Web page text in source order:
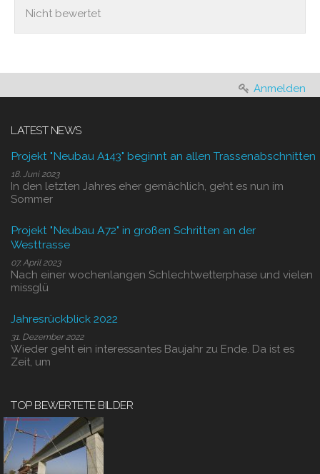
Nicht bewertet
Anmelden
LATEST NEWS
Projekt "Neubau A143" beginnt an allen Trassenabschnitten
18. Juni 2023
In den letzten Jahres eher gemächlich, geht es nun im
Sommer
Projekt "Neubau A72" in großen Schritten an der
Westtrasse
07. April 2023
Nach einer wochenlangen Schlechtwetterphase und vielen
missglü
Jahresrückblick 2022
31. Dezember 2022
Wieder geht ein interessantes Baujahr zu Ende. Da ist es
Zeit, um
TOP BEWERTETE BILDER